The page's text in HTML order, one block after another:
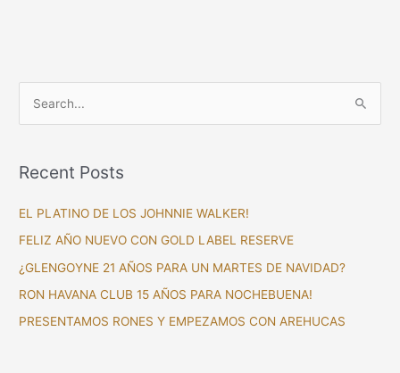
r
o
r
:
Recent Posts
EL PLATINO DE LOS JOHNNIE WALKER!
FELIZ AÑO NUEVO CON GOLD LABEL RESERVE
¿GLENGOYNE 21 AÑOS PARA UN MARTES DE NAVIDAD?
RON HAVANA CLUB 15 AÑOS PARA NOCHEBUENA!
PRESENTAMOS RONES Y EMPEZAMOS CON AREHUCAS